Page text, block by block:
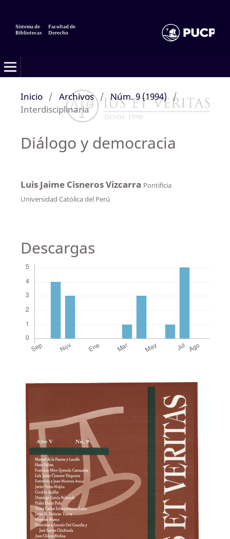
Sistema de
Bibliotecas
Facultad de
Derecho
Inicio / Archivos / Núm. 9 (1994) /
Interdisciplinaria
Diálogo y democracia
Luis Jaime Cisneros Vizcarra Pontificia
Universidad Católica del Perú
Descargas